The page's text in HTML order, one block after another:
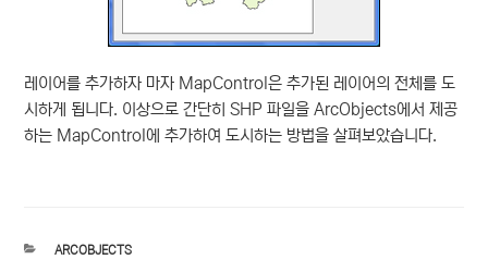
레이어를 추가하자 마자 MapControl은 추가된 레이어의 전체를 도
시하게 됩니다. 이상으로 간단히 SHP 파일을 ArcObjects에서 제공
하는 MapControl에 추가하여 도시하는 방법을 살펴보았습니다.
카
ARCOBJECTS